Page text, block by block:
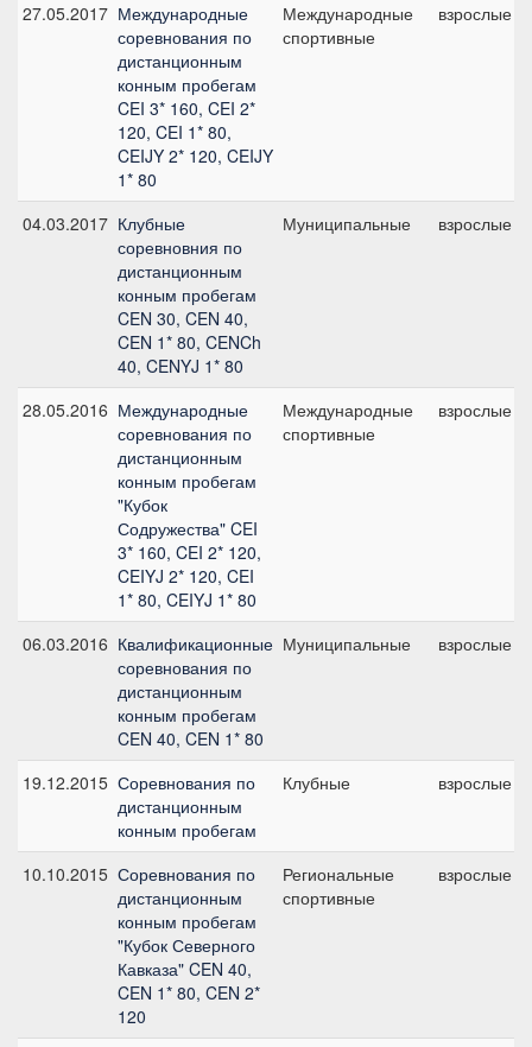
27.05.2017 Международные
соревнования по
дистанционным
конным пробегам
CEI 3* 160, CEI 2*
120, CEI 1* 80,
CEIJY 2* 120, CEIJY
1* 80
Международные
спортивные
взрослые
04.03.2017 Клубные
соревновния по
дистанционным
конным пробегам
CEN 30, CEN 40,
CEN 1* 80, CENCh
40, CENYJ 1* 80
Муниципальные взрослые
28.05.2016 Международные
соревнования по
дистанционным
конным пробегам
"Кубок
Содружества" CEI
3* 160, CEI 2* 120,
CEIYJ 2* 120, CEI
1* 80, CEIYJ 1* 80
Международные
спортивные
взрослые
06.03.2016 Квалификационные
соревнования по
дистанционным
конным пробегам
CEN 40, CEN 1* 80
Муниципальные взрослые
19.12.2015 Соревнования по
дистанционным
конным пробегам
Клубные взрослые
10.10.2015 Соревнования по
дистанционным
конным пробегам
"Кубок Северного
Кавказа" CEN 40,
CEN 1* 80, CEN 2*
120
Региональные
спортивные
взрослые